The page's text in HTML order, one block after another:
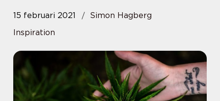
15 februari 2021
Simon Hagberg
Inspiration